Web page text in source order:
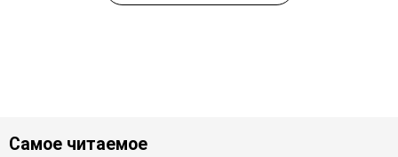
Самое читаемое